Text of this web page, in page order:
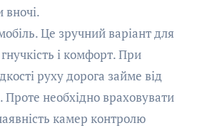
вночі.
Це зручний варіант для
і комфорт. При
руху дорога займе від
Проте необхідно враховувати
камер контролю